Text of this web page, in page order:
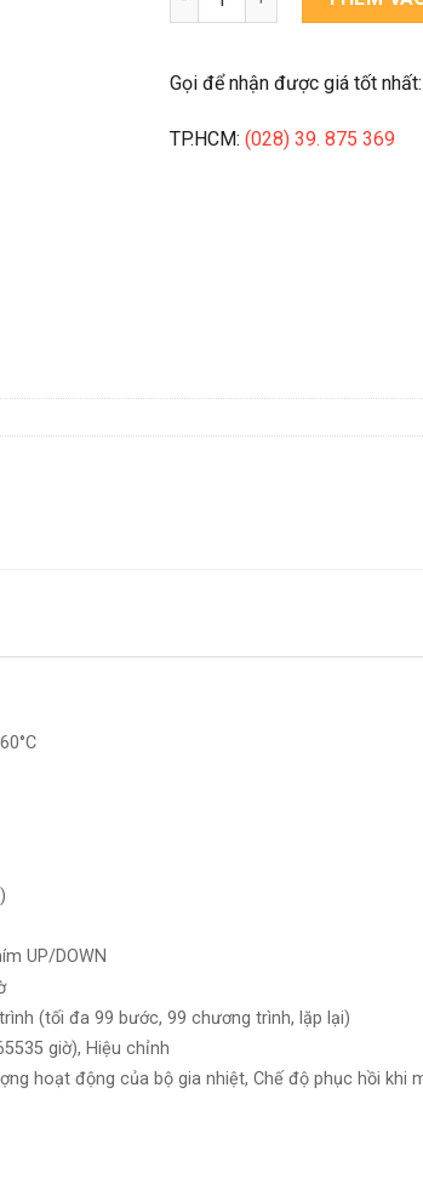
Gọi để nhận được giá tốt nhất:
TP.HCM: (028) 39. 875 369
UP/DOWN
(tối đa 99 bước, 99 chương trình, lặp lại)
giờ), Hiệu chỉnh
hoạt động của bộ gia nhiệt, Chế độ phục hồi khi